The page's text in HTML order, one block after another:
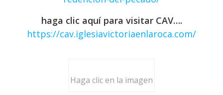
haga clic aquí para visitar CAV….
https://cav.iglesiavictoriaenlaroca.com/
Haga clic en la imagen